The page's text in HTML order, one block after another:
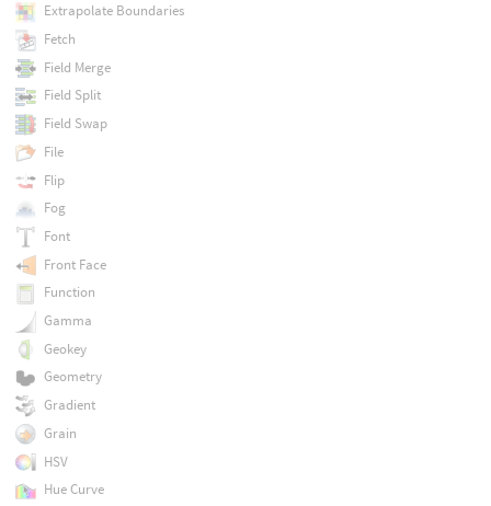
Extrapolate Boundaries
Fetch
Field Merge
Field Split
Field Swap
File
Flip
Fog
Font
Front Face
Function
Gamma
Geokey
Geometry
Gradient
Grain
HSV
Hue Curve